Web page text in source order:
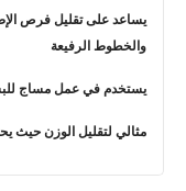
يساعد على تقليل فرص
والخطوط الرفيعة
يستخدم في عمل مساج
مثالي لتقليل الوزن حيث